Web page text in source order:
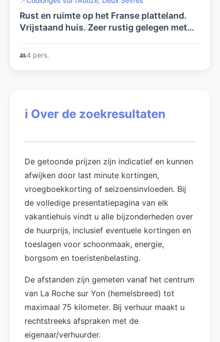
Rust en ruimte op het Franse platteland.
Vrijstaand huis. Zeer rustig gelegen met
stijl aangepast.
👥4 pers.
ℹ️ Over de zoekresultaten
De getoonde prijzen zijn indicatief en kunnen
afwijken door last minute kortingen,
vroegboekkorting of seizoensinvloeden. Bij
de volledige presentatiepagina van elk
vakantiehuis vindt u alle bijzonderheden over
de huurprijs, inclusief eventuele kortingen en
toeslagen voor schoonmaak, energie,
borgsom en toeristenbelasting.
De afstanden zijn gemeten vanaf het centrum
van La Roche sur Yon (hemelsbreed) tot
maximaal 75 kilometer. Bij verhuur maakt u
rechtstreeks afspraken met de
eigenaar/verhuurder.